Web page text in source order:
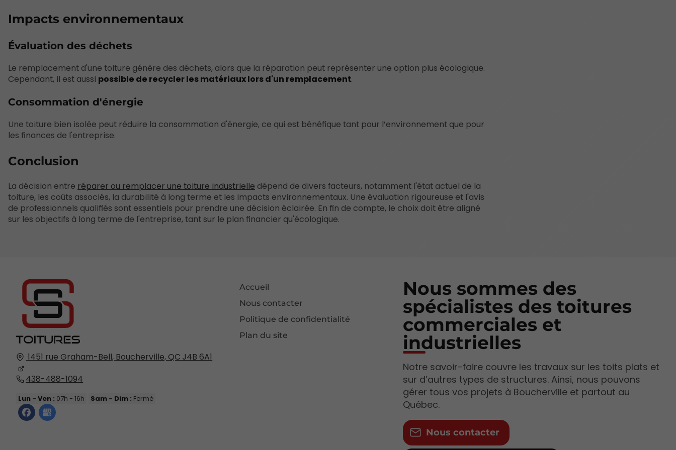
Impacts environnementaux
Évaluation des déchets
Le remplacement d'une toiture génère des déchets, alors que la réparation peut représenter une option plus écologique.
Cependant, il est aussi possible de recycler les matériaux lors d'un remplacement.
Consommation d'énergie
Une toiture bien isolée peut réduire la consommation d'énergie, ce qui est bénéfique tant pour l’environnement que pour
les finances de l'entreprise.
Conclusion
La décision entre réparer ou remplacer une toiture industrielle dépend de divers facteurs, notamment l'état actuel de la
toiture, les coûts associés, la durabilité à long terme et les impacts environnementaux. Une évaluation rigoureuse et l'avis
de professionnels qualifiés sont essentiels pour prendre une décision éclairée. En fin de compte, le choix doit être aligné
sur les objectifs à long terme de l'entreprise, tant sur le plan financier qu'écologique.
1451 rue Graham-Bell, Boucherville, QC J4B 6A1
438-488-1094
Lun - Ven : 07h - 16h Sam - Dim : Fermé
Accueil
Nous contacter
Politique de confidentialité
Plan du site
Nous sommes des
spécialistes des toitures
commerciales et
industrielles
Notre savoir-faire couvre les travaux sur les toits plats et
sur d’autres types de structures. Ainsi, nous pouvons
gérer tous vos projets à Boucherville et partout au
Québec.
Nous contacter